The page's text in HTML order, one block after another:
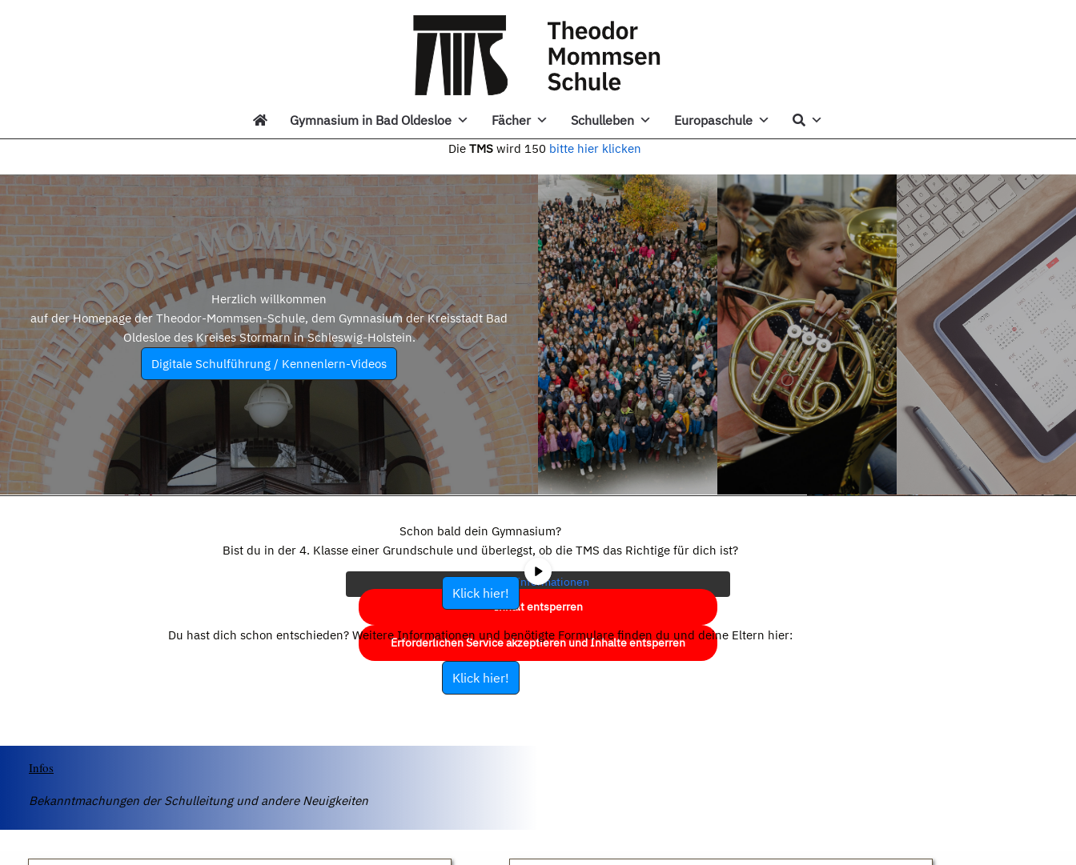
Gymnasium in Bad Oldesloe Fächer Schulleben Europaschule
Die TMS wird 150 bitte hier klicken
Herzlich willkommen
auf der Homepage der Theodor-Mommsen-Schule, dem Gymnasium der Kreisstadt Bad
Oldesloe des Kreises Stormarn in Schleswig-Holstein.
Digitale Schulführung / Kennenlern-Videos
eigentlichen Inhalt zuzugreifen, klicken Sie auf die Schaltfläche unten.
Bitte beachten Sie, dass dabei Daten an Drittanbieter weitergegeben
werden.
Mehr Informationen
Inhalt entsperren
Erforderlichen Service akzeptieren und Inhalte entsperren
Schon bald dein Gymnasium?
Bist du in der 4. Klasse einer Grundschule und überlegst, ob die TMS das Richtige für dich ist?
Klick hier!
Du hast dich schon entschieden? Weitere Informationen und benötigte Formulare finden du und deine Eltern hier:
Klick hier!
Infos
Bekanntmachungen der Schulleitung und andere Neuigkeiten